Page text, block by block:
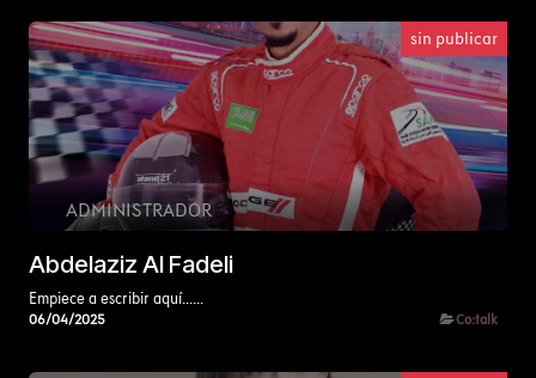
ADMINISTRADOR
Abdelaziz Al Fadeli
Empiece a escribir aquí......
06/04/2025 Co:talk
sin publicar